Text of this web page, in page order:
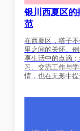
银川西夏区的
范
在西夏区，搭子
里之间的关怀。
享生活中的点滴
习、交流工作与
情，也在无形中提